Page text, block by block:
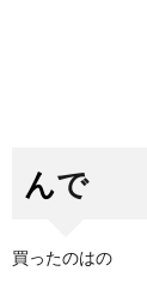
んで
買ったのはの